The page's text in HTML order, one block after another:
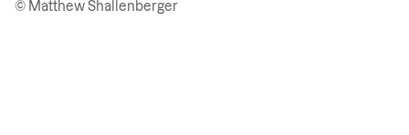
© Matthew Shallenberger